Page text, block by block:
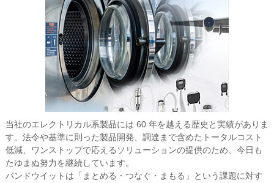
当社のエレクトリカル系製品には 60 年を越える歴史と実績がありま
す。法令や基準に則った製品開発、調達まで含めたトータルコスト
低減、ワンストップで応えるソリューションの提供のため、今日も
たゆまぬ努力を継続しています。
パンドウイットは「まとめる・つなぐ・まもる」という課題に対す